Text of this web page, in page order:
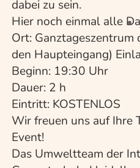
dabei zu sein.
Hier noch einmal alle
Ort: Ganztageszentrum
den Haupteingang)
Beginn: 19:30 Uhr
Dauer: 2 h
Eintritt: KOSTENLOS
Wir freuen uns auf Ihre
Event!
Das Umweltteam der